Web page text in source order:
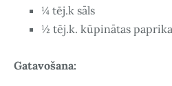
¼ tēj.k sāls
½ tēj.k. kūpinātas
Gatavošana: